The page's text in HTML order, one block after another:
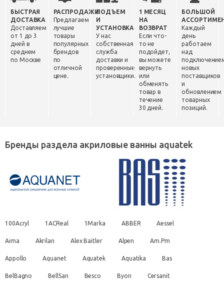
БЫСТРАЯ
ДОСТАВКА
Доставляем
от 1 до 3
дней в
среднем
по Москве
РАСПРОДАЖИ
Предлагаем
лучшие
товары
популярных
брендов
по
отличной
цене.
ПОДЪЕМ
И
УСТАНОВКА
У нас
собственная
служба
доставки и
проверенные
установщики.
1 МЕСЯЦ
НА
ВОЗВРАТ
Если что-
то не
подойдет,
вы можете
вернуть
или
обменять
товар в
течение
30 дней.
БОЛЬШОЙ
Каждый
день
работаем
над
новых
поставщиков
и
обновлением
товарных
позиций.
Бренды раздела акриловые ванны aquatek
100Acryl 1ACReal 1Marka ABBER Aessel
Aima Akrilan Alex Baitler Alpen Am.Pm
Appollo Aquanet Aquatek Aquatika Bas
BelBagno BellSan Besco Byon Cersanit